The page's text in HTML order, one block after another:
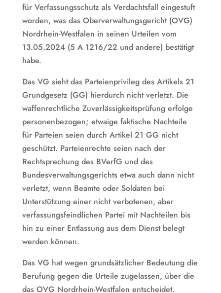
für Verfassungsschutz als Verdachtsfall eingestuft
worden, was das Oberverwaltungsgericht (OVG)
Nordrhein-Westfalen in seinen Urteilen vom
13.05.2024 (5 A 1216/22 und andere) bestätigt
habe.
Das VG sieht das Parteienprivileg des Artikels 21
Grundgesetz (GG) hierdurch nicht verletzt. Die
waffenrechtliche Zuverlässigkeitsprüfung erfolge
personenbezogen; etwaige faktische Nachteile
für Parteien seien durch Artikel 21 GG nicht
geschützt. Parteienrechte seien nach der
Rechtsprechung des BVerfG und des
Bundesverwaltungsgerichts etwa auch dann nicht
verletzt, wenn Beamte oder Soldaten bei
Unterstützung einer nicht verbotenen, aber
verfassungsfeindlichen Partei mit Nachteilen bis
hin zu einer Entlassung aus dem Dienst belegt
werden können.
Das VG hat wegen grundsätzlicher Bedeutung die
Berufung gegen die Urteile zugelassen, über die
das OVG Nordrhein-Westfalen entscheidet.